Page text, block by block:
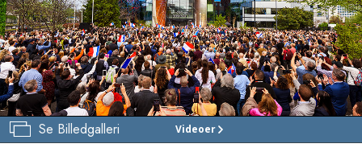
Se Billedgalleri Videoer
SCIENTOLOGY